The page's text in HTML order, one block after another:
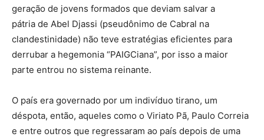
geração de jovens formados que deviam salvar a
pátria de Abel Djassi (pseudônimo de Cabral na
clandestinidade) não teve estratégias eficientes para
derrubar a hegemonia “PAIGCiana”, por isso a maior
parte entrou no sistema reinante.
O país era governado por um indivíduo tirano, um
déspota, então, aqueles como o Viriato Pã, Paulo Correia
e entre outros que regressaram ao país depois de uma